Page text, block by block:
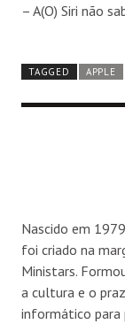
– A(O) Siri não
TAGGED APPLE
Nascido em
foi criado na
Ministars.
a cultura e o
informático para